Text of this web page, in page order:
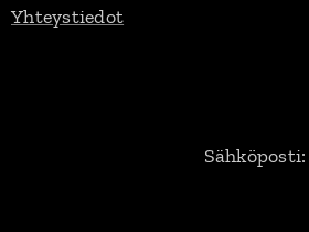
Yhteystiedot